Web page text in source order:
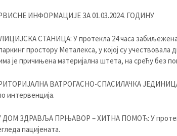
ИНФОРМАЦИЈЕ ЗА 01.03.2024. ГОДИНУ
СТАНИЦА: У протекла 24 часа забиљежена
простору Металекса, у којој су учествовала
је причињена материјална штета, на срећу без
ВАТРОГАСНО-СПАСИЛАЧКА ЈЕДИНИЦА:
интервенција.
ДОМ ЗДРАВЉА ПРЊАВОР – ХИТНА ПОМОЋ: У
пацијената.